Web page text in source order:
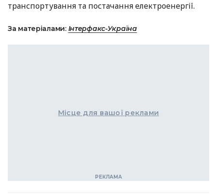
транспортування та постачання електроенергії.
За матеріалами: Інтерфакс-Україна
Місце для вашої реклами